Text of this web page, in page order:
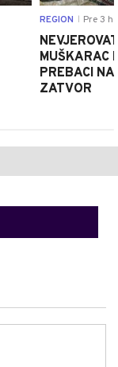
REGION Pre 3 h
MUŠKARAC
PREBACI
ZATVOR